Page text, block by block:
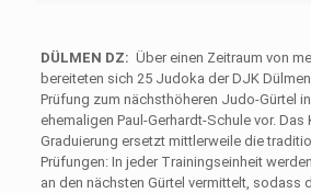
DÜLMEN DZ: Über einen Zeit­raum von
bereiteten sich 25 Judoka der DJK
Prüfung zum nächsthöheren Judo-Gürtel
ehemaligen Paul-Gerhardt-Schule vor. Das
Graduierung ersetzt mittlerweile die
Prüfungen: In jeder Trainingseinheit
an den nächsten Gürtel vermittelt, sodass